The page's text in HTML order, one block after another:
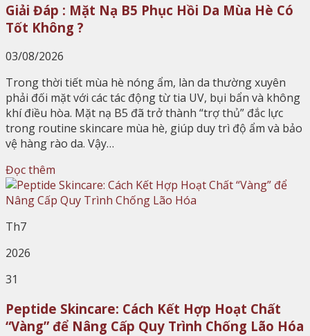
Giải Đáp : Mặt Nạ B5 Phục Hồi Da Mùa Hè Có
Tốt Không ?
03/08/2026
Trong thời tiết mùa hè nóng ẩm, làn da thường xuyên
phải đối mặt với các tác động từ tia UV, bụi bẩn và không
khí điều hòa. Mặt nạ B5 đã trở thành “trợ thủ” đắc lực
trong routine skincare mùa hè, giúp duy trì độ ẩm và bảo
vệ hàng rào da. Vậy…
Đọc thêm
Th7
2026
31
Peptide Skincare: Cách Kết Hợp Hoạt Chất
“Vàng” để Nâng Cấp Quy Trình Chống Lão Hóa